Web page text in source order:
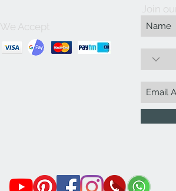
We Accept
Join